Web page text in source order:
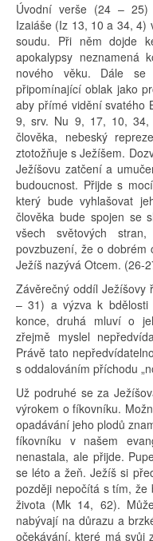
Úvodní verše (24 – 25)
Izaiáše (Iz 13, 10 a 34, 4)
soudu. Při něm dojde
apokalypsy neznamená
nového věku. Dále
připomínající oblak jako
aby přímé vidění svatého
9, srv. Nu 9, 17, 10,
člověka, nebeský
ztotožňuje s Ježíšem.
Ježíšovu zatčení a
budoucnost. Přijde s
který bude vyhlašovat
člověka bude spojen se
všech světových
povzbuzení, že o dobrém
Ježíš nazývá Otcem. (26-
Závěrečný oddíl Ježíšovy
– 31) a výzva k
konce, druhá mluví o
zřejmě myslel
Právě tato
s oddalováním příchodu
Už podruhé se za
výrokem o fíkovníku.
opadávání jeho plodů
fíkovníku v našem
nenastala, ale přijde.
se léto a žeň. Ježíš si
později nepočítá s tím, že
života (Mk 14, 62).
nabývají na důrazu a
očekávání, které má svůj